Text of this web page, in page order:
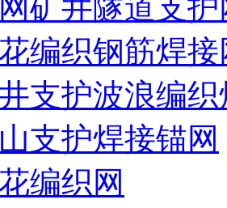
矿井隧道支护
编织钢筋焊接
支护波浪编
支护焊接锚网
编织网